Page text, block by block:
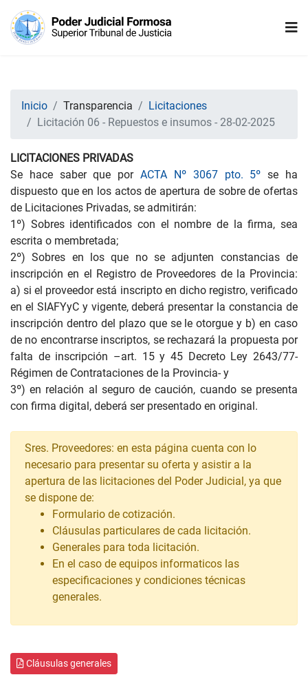
Inicio Transparencia
Licitaciones
Licitación 06 - Repuestos e insumos - 28-02-2025
LICITACIONES PRIVADAS
Se hace saber que porACTA Nº 3067 pto. 5º se ha
dispuesto que en los actos de apertura de sobre de ofertas
de Licitaciones Privadas, se admitirán:
1º) Sobres identificados con el nombre de la firma, sea
escrita o membretada;
2º) Sobres en los que no se adjunten constancias de
inscripción en el Registro de Proveedores de la Provincia:
a) si el proveedor está inscripto en dicho registro, verificado
en el SIAFYyC y vigente, deberá presentar la constancia de
inscripción dentro del plazo que se le otorgue y b) en caso
de no encontrarse inscriptos, se rechazará la propuesta por
falta de inscripción –art. 15 y 45 Decreto Ley 2643/77-
Régimen de Contrataciones de la Provincia- y
3º) en relación al seguro de caución, cuando se presenta
con firma digital, deberá ser presentado en original.
Sres. Proveedores: en esta página cuenta con lo
necesario para presentar su oferta y asistir a la
apertura de las licitaciones del Poder Judicial, ya que
se dispone de:
Formulario de cotización.
Cláusulas particulares de cada licitación.
Generales para toda licitación.
En el caso de equipos informaticos las
especificaciones y condiciones técnicas
generales.
Cláusulas generales